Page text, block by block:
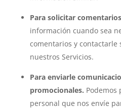
Para solicitar
información cuando sea
comentarios y contactarle
nuestros Servicios.
Para enviarle
promocionales. Podemos
personal que nos envíe